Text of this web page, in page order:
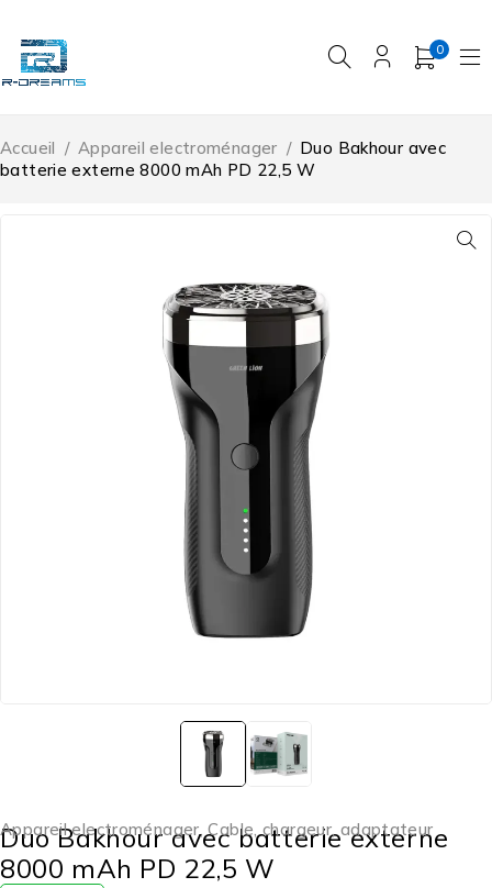
0
Accueil / Appareil electroménager / Duo Bakhour avec
batterie externe 8000 mAh PD 22,5 W
Appareil electroménager,Cable, chargeur, adaptateur
Duo Bakhour avec batterie externe
8000 mAh PD 22,5 W